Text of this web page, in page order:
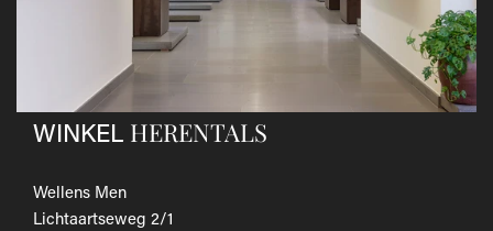
Als je het wilt omruilen voor een ander artikel, dien je een
nieuwe bestelling te plaatsen.
Voor onze uitgebreide beleid betreffende verzenden en
retourneren, raadpleeg onze Veelgestelde vragen
WINKEL HERENTALS
Wellens Men
Lichtaartseweg 2/1